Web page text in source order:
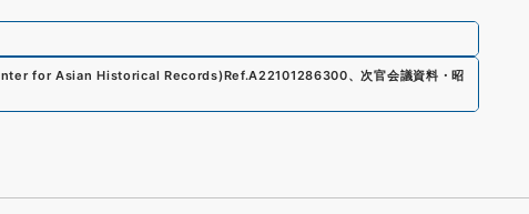
for Asian Historical Records)Ref.A22101286300、次官会議資料・昭